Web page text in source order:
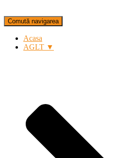
Comută navigarea
Acasa
AGLT ▼